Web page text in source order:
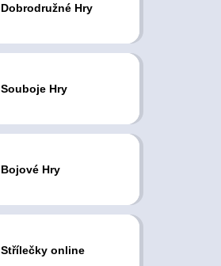
Dobrodružné Hry
Souboje Hry
Bojové Hry
Střílečky online